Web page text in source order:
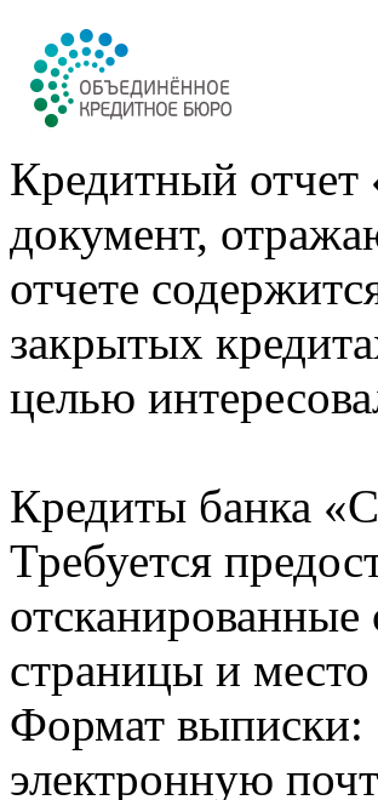
Кредитный
документ,
отчете
закрытых
целью
Кредиты банка
Требуется
отсканированные
страницы и
Формат выписки:
электронную